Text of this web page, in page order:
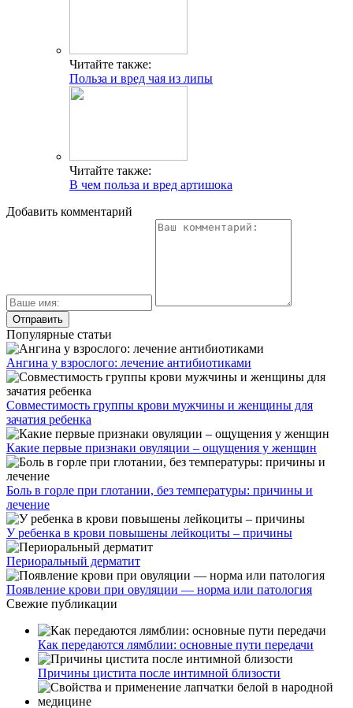
Читайте также:
Польза и вред чая из липы
Читайте также:
В чем польза и вред артишока
Добавить комментарий
Популярные статьи
Ангина у взрослого: лечение антибиотиками
Совместимость группы крови мужчины и женщины для
зачатия ребенка
Какие первые признаки овуляции – ощущения у женщин
Боль в горле при глотании, без температуры: причины и
лечение
У ребенка в крови повышены лейкоциты – причины
Периоральный дерматит
Появление крови при овуляции — норма или патология
Свежие публикации
Как передаются лямблии: основные пути передачи
Причины цистита после интимной близости